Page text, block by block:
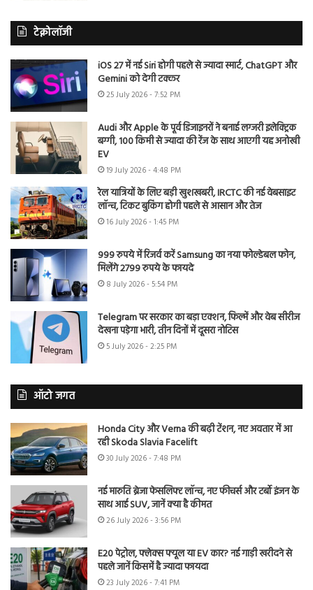
टेक्नोलॉजी
iOS 27 में नई Siri होगी पहले से ज्यादा स्मार्ट, ChatGPT और
Gemini को देगी टक्कर
25 July 2026 - 7:52 PM
Audi और Apple के पूर्व डिजाइनरों ने बनाई लग्जरी इलेक्ट्रिक
बग्गी, 100 किमी से ज्यादा की रेंज के साथ आएगी यह अनोखी
EV
19 July 2026 - 4:48 PM
रेल यात्रियों के लिए बड़ी खुशखबरी, IRCTC की नई वेबसाइट
लॉन्च, टिकट बुकिंग होगी पहले से आसान और तेज
16 July 2026 - 1:45 PM
999 रुपये में रिजर्व करें Samsung का नया फोल्डेबल फोन,
मिलेंगे 2799 रुपये के फायदे
8 July 2026 - 5:54 PM
Telegram पर सरकार का बड़ा एक्शन, फिल्में और वेब सीरीज
देखना पड़ेगा भारी, तीन दिनों में दूसरा नोटिस
5 July 2026 - 2:25 PM
ऑटो जगत
Honda City और Verna की बढ़ी टेंशन, नए अवतार में आ
रही Skoda Slavia Facelift
30 July 2026 - 7:48 PM
नई मारुति ब्रेजा फेसलिफ्ट लॉन्च, नए फीचर्स और टर्बो इंजन के
साथ आई SUV, जानें क्या है कीमत
26 July 2026 - 3:56 PM
E20 पेट्रोल, फ्लेक्स फ्यूल या EV कार? नई गाड़ी खरीदने से
पहले जानें किसमें है ज्यादा फायदा
23 July 2026 - 7:41 PM